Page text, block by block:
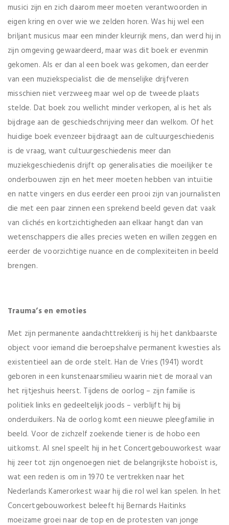
musici zijn en zich daarom meer moeten verantwoorden in
eigen kring en over wie we zelden horen. Was hij wel een
briljant musicus maar een minder kleurrijk mens, dan werd hij in
zijn omgeving gewaardeerd, maar was dit boek er evenmin
gekomen. Als er dan al een boek was gekomen, dan eerder
van een muziekspecialist die de menselijke drijfveren
misschien niet verzweeg maar wel op de tweede plaats
stelde. Dat boek zou wellicht minder verkopen, al is het als
bijdrage aan de geschiedschrijving meer dan welkom. Of het
huidige boek evenzeer bijdraagt aan de cultuurgeschiedenis
is de vraag, want cultuurgeschiedenis meer dan
muziekgeschiedenis drijft op generalisaties die moeilijker te
onderbouwen zijn en het meer moeten hebben van intuïtie
en natte vingers en dus eerder een prooi zijn van journalisten
die met een paar zinnen een sprekend beeld geven dat vaak
van clichés en kortzichtigheden aan elkaar hangt dan van
wetenschappers die alles precies weten en willen zeggen en
eerder de voorzichtige nuance en de complexiteiten in beeld
brengen.
Trauma’s en emoties
Met zijn permanente aandachttrekkerij is hij het dankbaarste
object voor iemand die beroepshalve permanent kwesties als
existentieel aan de orde stelt. Han de Vries (1941) wordt
geboren in een kunstenaarsmilieu waarin niet de moraal van
het rijtjeshuis heerst. Tijdens de oorlog – zijn familie is
politiek links en gedeeltelijk joods – verblijft hij bij
onderduikers. Na de oorlog komt een nieuwe pleegfamilie in
beeld. Voor de zichzelf zoekende tiener is de hobo een
uitkomst. Al snel speelt hij in het Concertgebouworkest waar
hij zeer tot zijn ongenoegen niet de belangrijkste hoboïst is,
wat een reden is om in 1970 te vertrekken naar het
Nederlands Kamerorkest waar hij die rol wel kan spelen. In het
Concertgebouworkest beleeft hij Bernards Haitinks
moeizame groei naar de top en de protesten van jonge